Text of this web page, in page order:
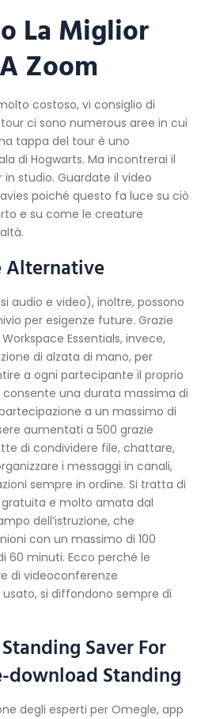
La Miglior
Zoom
costoso, vi consiglio di
ci sono numerous aree in cui
tappa del tour è uno
di Hogwarts. Ma incontrerai il
studio. Guardate il video
poiché questo fa luce su ciò
e su come le creature
Alternative
audio e video), inoltre, possono
per esigenze future. Grazie
Essentials, invece,
di alzata di mano, per
a ogni partecipante il proprio
consente una durata massima di
a un massimo di
aumentati a 500 grazie
di condividere file, chattare,
i messaggi in canali,
sempre in ordine. Si tratta di
gratuita e molto amata dal
dell’istruzione, che
con un massimo di 100
60 minuti. Ecco perché le
di videoconferenze
si diffondono sempre di
Saver For
download Standing
degli esperti per Omegle, app